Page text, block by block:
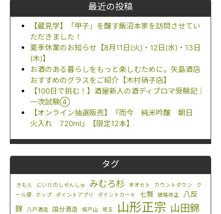
最近の投稿
【蔵見学】「甲子」を醸す飯沼本家を訪問させてい
ただきました！
夏季休業のお知らせ【8月11日(火)・12日(水)・13日
(木)】
お酒のある暮らしをもっと楽しむために。矢島酒店
おすすめのグラスをご紹介【木村硝子店】
【100日で挑む！】酒屋新人の酒ディプロマ受験記｜
一次試験④
【オンライン抽選販売】『而今 純米吟醸 朝日
火入れ 720ml』【限定12本】
タグ
きもと にいだのしぜんしゅ みむろ杉 オオセト カウントダウン
ク
ール便
ホップ ポイントアプリ ポイントカード 七賢 価格改正
八反
錦
八戸酒造 国分酒造 坂戸山 埼玉 山形正宗 山田錦